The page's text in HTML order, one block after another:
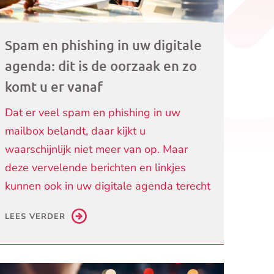
Spam en phishing in uw digitale
agenda: dit is de oorzaak en zo
komt u er vanaf
Dat er veel spam en phishing in uw
mailbox belandt, daar kijkt u
waarschijnlijk niet meer van op. Maar
deze vervelende berichten en linkjes
kunnen ook in uw digitale agenda terecht
LEES VERDER